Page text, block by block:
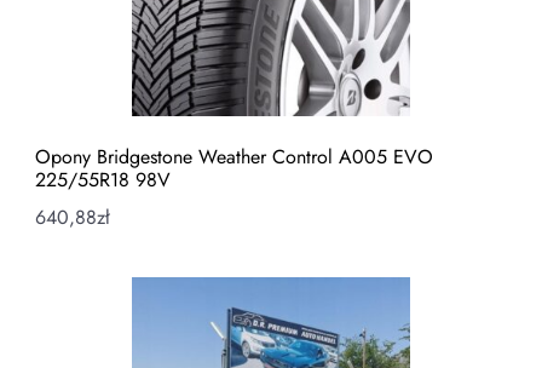
Opony Bridgestone Weather Control A005 EVO
225/55R18 98V
640,88zł